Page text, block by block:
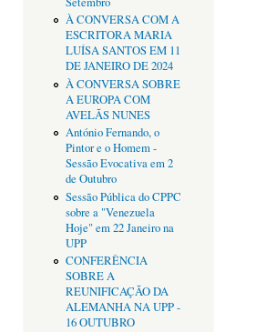
À CONVERSA COM A
ESCRITORA MARIA
LUÍSA SANTOS EM 11
DE JANEIRO DE 2024
À CONVERSA SOBRE
A EUROPA COM
AVELÃS NUNES
António Fernando, o
Pintor e o Homem -
Sessão Evocativa em 2
de Outubro
Sessão Pública do CPPC
sobre a "Venezuela
Hoje" em 22 Janeiro na
UPP
CONFERÊNCIA
SOBRE A
REUNIFICAÇÃO DA
ALEMANHA NA UPP -
16 OUTUBRO